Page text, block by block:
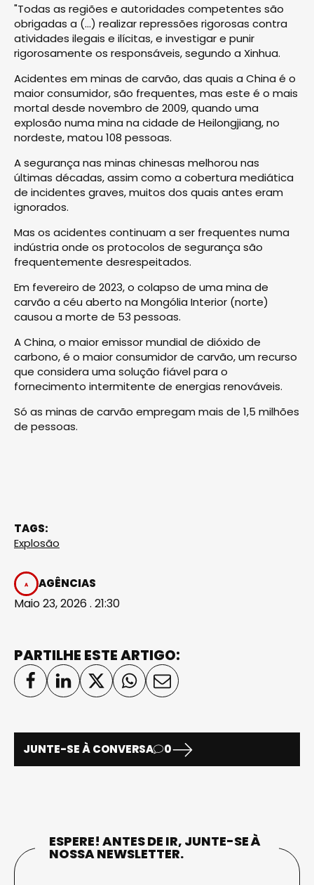
"Todas as regiões e autoridades competentes são
obrigadas a (...) realizar repressões rigorosas contra
atividades ilegais e ilícitas, e investigar e punir
rigorosamente os responsáveis, segundo a Xinhua.
Acidentes em minas de carvão, das quais a China é o
maior consumidor, são frequentes, mas este é o mais
mortal desde novembro de 2009, quando uma
explosão numa mina na cidade de Heilongjiang, no
nordeste, matou 108 pessoas.
A segurança nas minas chinesas melhorou nas
últimas décadas, assim como a cobertura mediática
de incidentes graves, muitos dos quais antes eram
ignorados.
Mas os acidentes continuam a ser frequentes numa
indústria onde os protocolos de segurança são
frequentemente desrespeitados.
Em fevereiro de 2023, o colapso de uma mina de
carvão a céu aberto na Mongólia Interior (norte)
causou a morte de 53 pessoas.
A China, o maior emissor mundial de dióxido de
carbono, é o maior consumidor de carvão, um recurso
que considera uma solução fiável para o
fornecimento intermitente de energias renováveis.
Só as minas de carvão empregam mais de 1,5 milhões
de pessoas.
TAGS:
Explosão
AGÊNCIAS
Maio 23, 2026 . 21:30
PARTILHE ESTE ARTIGO:
JUNTE-SE À CONVERSA 0
ESPERE! ANTES DE IR, JUNTE-SE À
NOSSA NEWSLETTER.